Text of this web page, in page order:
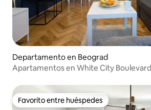
Departamento en Beograd
Apartamentos en White City Boulevard
Favorito entre huéspedes
Favorito entre huéspedes